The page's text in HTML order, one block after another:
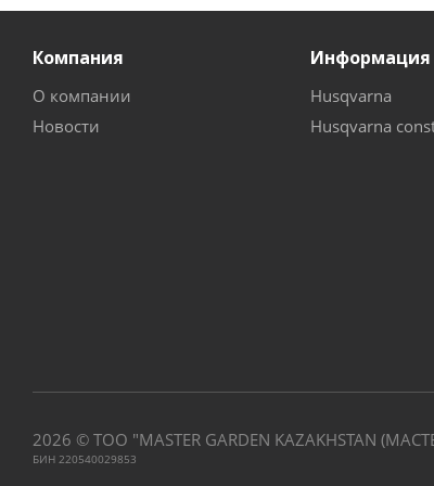
Компания
О компании
Новости
Информация
Husqvarna
Husqvarna
2026 © ТОО "MASTER GARDEN KAZAKHSTAN
БИН 220540029853